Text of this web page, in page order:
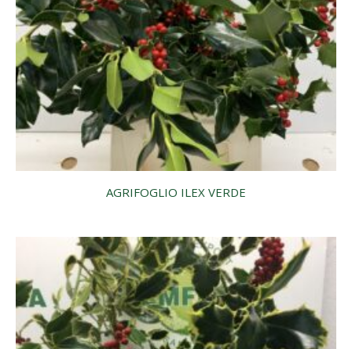
AGRIFOGLIO ILEX VERDE